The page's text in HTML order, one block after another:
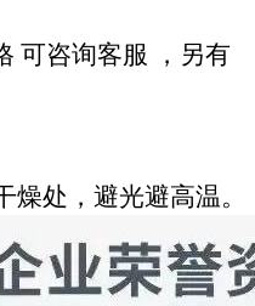
可咨询客服 ，另有
燥处，避光避高温。